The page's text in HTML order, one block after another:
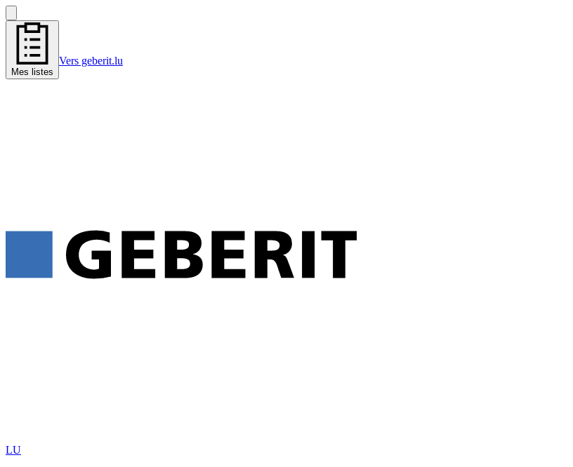
Mes listes
Vers geberit.lu
LU